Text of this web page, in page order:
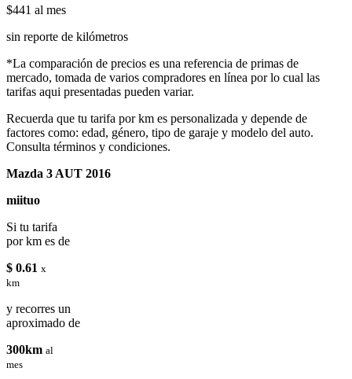
$441 al mes
sin reporte de kilómetros
*La comparación de precios es una referencia de primas de
mercado, tomada de varios compradores en línea por lo cual las
tarifas aqui presentadas pueden variar.
Recuerda que tu tarifa por km es personalizada y depende de
factores como: edad, género, tipo de garaje y modelo del auto.
Consulta términos y condiciones.
Mazda 3 AUT 2016
miituo
Si tu tarifa
por km es de
$ 0.61 x
km
y recorres un
aproximado de
300km al
mes